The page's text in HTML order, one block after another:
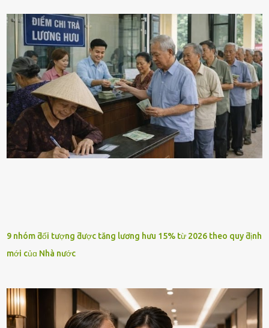
9 nhóm ƌối tượng ƌược tăng lương hưu 15% từ 2026 theo quy ƌịnh
mới củɑ Nhà nước